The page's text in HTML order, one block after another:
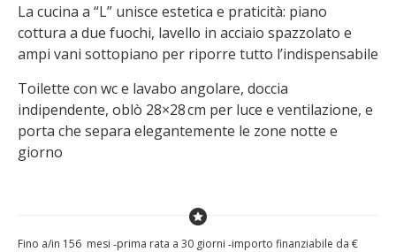
La cucina a “L” unisce estetica e praticità: piano
cottura a due fuochi, lavello in acciaio spazzolato e
ampi vani sottopiano per riporre tutto l’indispensabile
Toilette con wc e lavabo angolare, doccia
indipendente, oblò 28×28 cm per luce e ventilazione, e
porta che separa elegantemente le zone notte e
giorno
Fino a/in 156 mesi ‐prima rata a 30 giorni ‐importo finanziabile da €